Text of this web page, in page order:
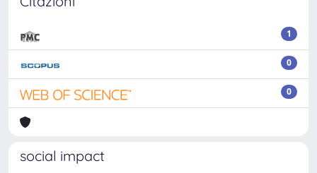
1
0
0
social impact